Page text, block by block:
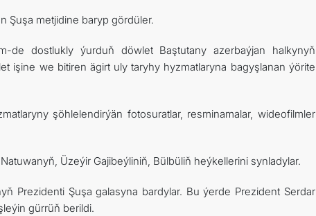
Şuşa metjidine baryp gördüler.
de dostlukly ýurduň döwlet Baştutany azerbaýjan halkynyň
işine we bitiren ägirt uly taryhy hyzmatlaryna bagyşlanan ýörite
şöhlelendirýän fotosuratlar, resminamalar, wideofilmler
Üzeýir Gajibeýliniň, Bülbüliň heýkellerini synladylar.
Prezidenti Şuşa galasyna bardylar. Bu ýerde Prezident Serdar
gürrüň berildi.